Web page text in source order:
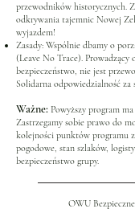
przewodników historycznych.
odkrywania tajemnic Nowej
wyjazdem!
Zasady: Wspólnie dbamy o
(Leave No Trace). Prowadzący
bezpieczeństwo, nie jest
Solidarna odpowiedzialność za
Ważne: Powyższy program
Zastrzegamy sobie prawo do
kolejności punktów programu
pogodowe, stan szlaków,
bezpieczeństwo grupy.
OWU